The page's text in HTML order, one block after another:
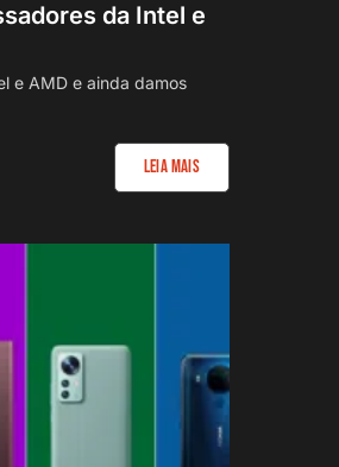
da Intel e
e AMD e ainda damos
Leia Mais